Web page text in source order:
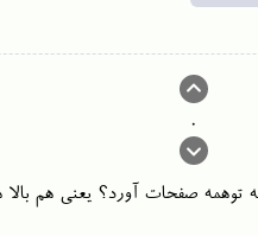
0
صفحات آورد؟ یعنی هم بالا